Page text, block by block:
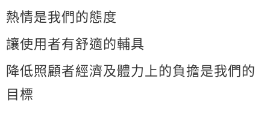
熱情是我們的態度
讓使用者有舒適的輔具
降低照顧者經濟及體力上的負擔是我們的
目標